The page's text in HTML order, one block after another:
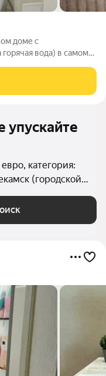
доме с
вода) в самом
упускайте
категория:
(городской